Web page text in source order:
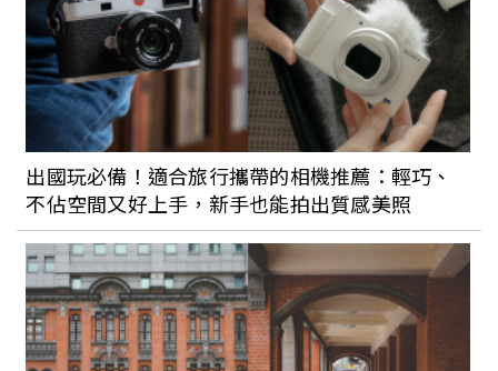
出國玩必備！適合旅行攜帶的相機推薦：輕巧、
不佔空間又好上手，新手也能拍出質感美照